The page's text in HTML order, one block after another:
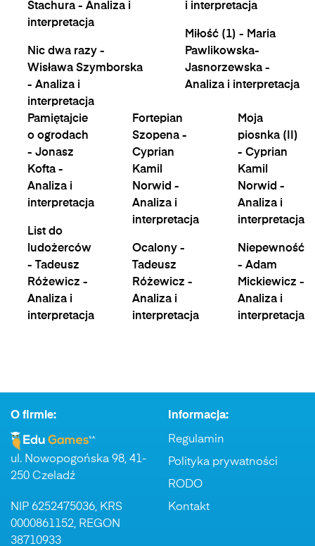
Stachura - Analiza i
interpretacja
Nic dwa razy -
Wisława Szymborska
- Analiza i
interpretacja
i interpretacja
Miłość (1) - Maria
Pawlikowska-
Jasnorzewska -
Analiza i interpretacja
Pamiętajcie
o ogrodach
- Jonasz
Kofta -
Analiza i
interpretacja
List do
ludożerców
- Tadeusz
Różewicz -
Analiza i
interpretacja
Fortepian
Szopena -
Cyprian
Kamil
Norwid -
Analiza i
interpretacja
Ocalony -
Tadeusz
Różewicz -
Analiza i
interpretacja
Moja
piosnka (II)
- Cyprian
Kamil
Norwid -
Analiza i
interpretacja
Niepewność
- Adam
Mickiewicz -
Analiza i
interpretacja
O firmie:
ul. Nowopogońska 98, 41-
250 Czeladź
NIP 6252475036, KRS
0000861152, REGON
38710933
Informacja:
Regulamin
Polityka prywatności
RODO
Kontakt